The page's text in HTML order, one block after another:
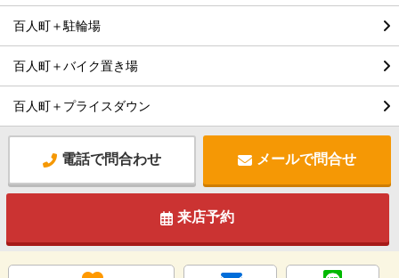
百人町＋駐輪場
百人町＋バイク置き場
百人町＋プライスダウン
電話で問合わせ メールで問合せ
来店予約